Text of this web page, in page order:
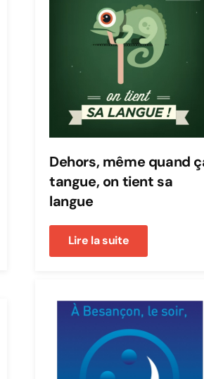
Dehors, même quand
tangue, on tient sa
langue
Lire la suite